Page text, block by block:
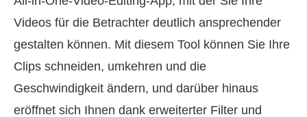
Videos für die Betrachter deutlich ansprechender
gestalten können. Mit diesem Tool können Sie Ihre
Clips schneiden, umkehren und die
Geschwindigkeit ändern, und darüber hinaus
eröffnet sich Ihnen dank erweiterter Filter und